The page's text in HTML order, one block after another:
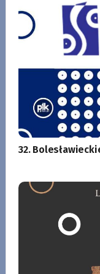
32.